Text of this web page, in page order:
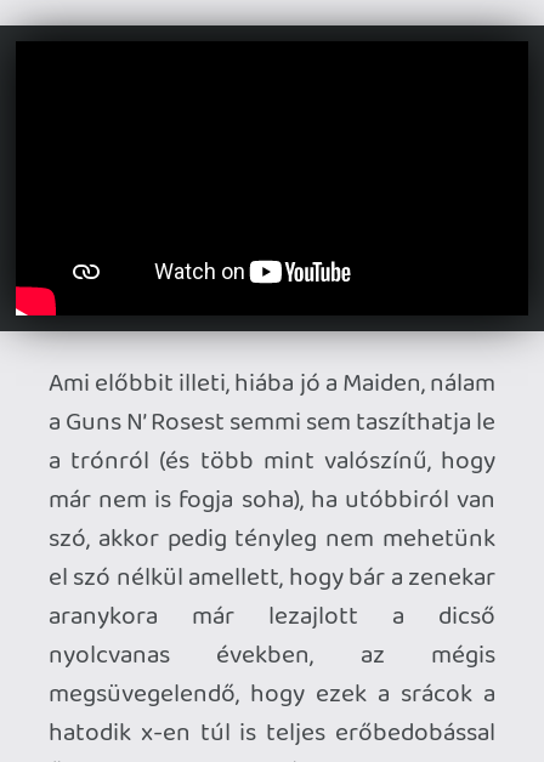
gazdag karriert mondhatnak magukénak
és kijönnek egy új albummal. Azaz, hogy a
végül egyre kiábrándultabb leszel. És
utána nem marad más, mint a szimpla, de
kissé üres, szomorúsággal vegyülő öröm,
hogy ennyi évesen még lemezt ad ki a
banda, és megajándékozott minket hat
esztendő után 82 percnyi zenével – csak
nem olyannal, mint amilyenre Te
számítottál. Hatalmas paradoxon ez, és
ebben talán nagy szerepe van annak a
bizonyos „jóra hallgatás”-nak is, amely
manapság (az internet, a korlátlan
letöltési lehetőségek és a Spotify
korában) már egyre kevésbé népszerű,
sőt, megkockáztatom, régebben talán
azért is sikerült (már egyik-másik Maiden-
lemez esetében is), mert nehezebben
lehetett hozzájutni ezeket a zenékhez.